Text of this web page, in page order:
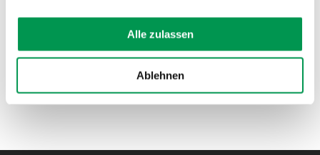
Alle zulassen
Ablehnen